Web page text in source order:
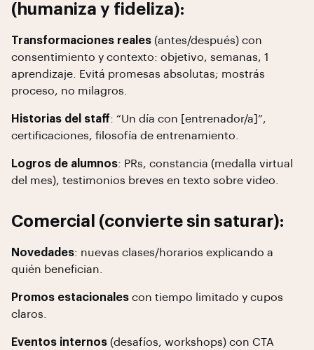
(humaniza y fideliza):
Transformaciones reales (antes/después) con
consentimiento y contexto: objetivo, semanas, 1
aprendizaje. Evitá promesas absolutas; mostrás
proceso, no milagros.
Historias del staff: “Un día con [entrenador/a]”,
certificaciones, filosofía de entrenamiento.
Logros de alumnos: PRs, constancia (medalla virtual
del mes), testimonios breves en texto sobre video.
Comercial (convierte sin saturar):
Novedades: nuevas clases/horarios explicando a
quién benefician.
Promos estacionales con tiempo limitado y cupos
claros.
Eventos internos (desafíos, workshops) con CTA